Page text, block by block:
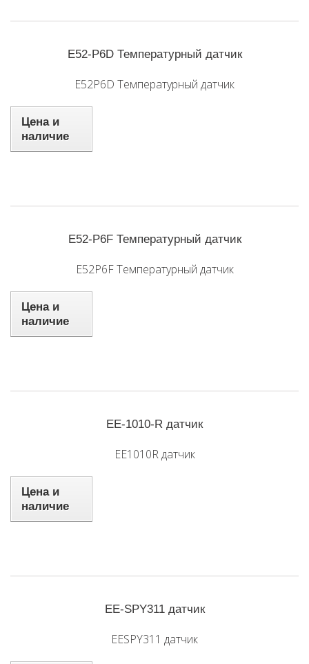
E52-P6D Температурный датчик
E52P6D Температурный датчик
Цена и
наличие
E52-P6F Температурный датчик
E52P6F Температурный датчик
Цена и
наличие
EE-1010-R датчик
EE1010R датчик
Цена и
наличие
EE-SPY311 датчик
EESPY311 датчик